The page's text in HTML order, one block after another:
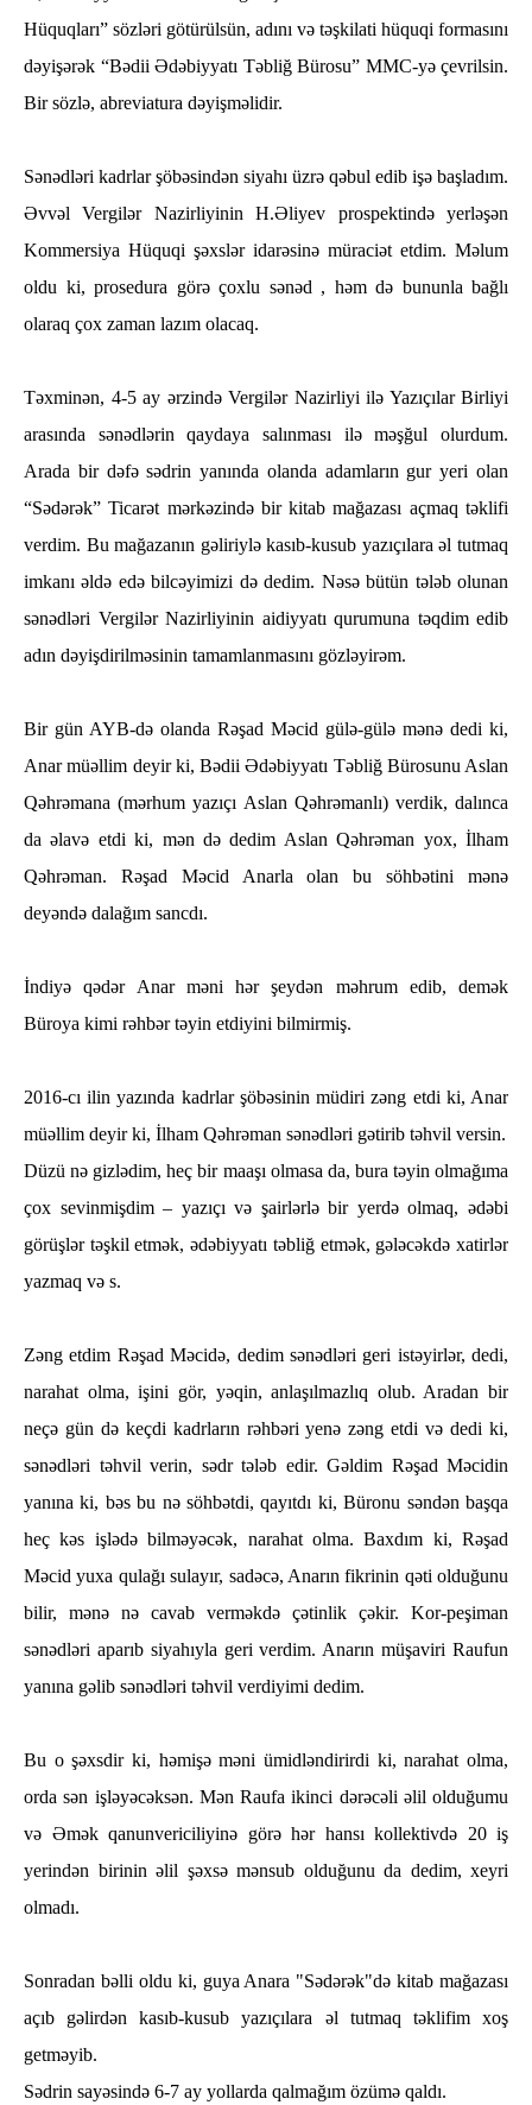
Hüquqları” sözləri götürülsün, adını və təşkilati hüquqi formasını
dəyişərək “Bədii Ədəbiyyatı Təbliğ Bürosu” MMC-yə çevrilsin.
Bir sözlə, abreviatura dəyişməlidir.
Sənədləri kadrlar şöbəsindən siyahı üzrə qəbul edib işə başladım.
Əvvəl Vergilər Nazirliyinin H.Əliyev prospektində yerləşən
Kommersiya Hüquqi şəxslər idarəsinə müraciət etdim. Məlum
oldu ki, prosedura görə çoxlu sənəd , həm də bununla bağlı
olaraq çox zaman lazım olacaq.
Təxminən, 4-5 ay ərzində Vergilər Nazirliyi ilə Yazıçılar Birliyi
arasında sənədlərin qaydaya salınması ilə məşğul olurdum.
Arada bir dəfə sədrin yanında olanda adamların gur yeri olan
“Sədərək” Ticarət mərkəzində bir kitab mağazası açmaq təklifi
verdim. Bu mağazanın gəliriylə kasıb-kusub yazıçılara əl tutmaq
imkanı əldə edə bilcəyimizi də dedim. Nəsə bütün tələb olunan
sənədləri Vergilər Nazirliyinin aidiyyatı qurumuna təqdim edib
adın dəyişdirilməsinin tamamlanmasını gözləyirəm.
Bir gün AYB-də olanda Rəşad Məcid gülə-gülə mənə dedi ki,
Anar müəllim deyir ki, Bədii Ədəbiyyatı Təbliğ Bürosunu Aslan
Qəhrəmana (mərhum yazıçı Aslan Qəhrəmanlı) verdik, dalınca
da əlavə etdi ki, mən də dedim Aslan Qəhrəman yox, İlham
Qəhrəman. Rəşad Məcid Anarla olan bu söhbətini mənə
deyəndə dalağım sancdı.
İndiyə qədər Anar məni hər şeydən məhrum edib, demək
Büroya kimi rəhbər təyin etdiyini bilmirmiş.
2016-cı ilin yazında kadrlar şöbəsinin müdiri zəng etdi ki, Anar
müəllim deyir ki, İlham Qəhrəman sənədləri gətirib təhvil versin.
Düzü nə gizlədim, heç bir maaşı olmasa da, bura təyin olmağıma
çox sevinmişdim – yazıçı və şairlərlə bir yerdə olmaq, ədəbi
görüşlər təşkil etmək, ədəbiyyatı təbliğ etmək, gələcəkdə xatirlər
yazmaq və s.
Zəng etdim Rəşad Məcidə, dedim sənədləri geri istəyirlər, dedi,
narahat olma, işini gör, yəqin, anlaşılmazlıq olub. Aradan bir
neçə gün də keçdi kadrların rəhbəri yenə zəng etdi və dedi ki,
sənədləri təhvil verin, sədr tələb edir. Gəldim Rəşad Məcidin
yanına ki, bəs bu nə söhbətdi, qayıtdı ki, Büronu səndən başqa
heç kəs işlədə bilməyəcək, narahat olma. Baxdım ki, Rəşad
Məcid yuxa qulağı sulayır, sadəcə, Anarın fikrinin qəti olduğunu
bilir, mənə nə cavab verməkdə çətinlik çəkir. Kor-peşiman
sənədləri aparıb siyahıyla geri verdim. Anarın müşaviri Raufun
yanına gəlib sənədləri təhvil verdiyimi dedim.
Bu o şəxsdir ki, həmişə məni ümidləndirirdi ki, narahat olma,
orda sən işləyəcəksən. Mən Raufa ikinci dərəcəli əlil olduğumu
və Əmək qanunvericiliyinə görə hər hansı kollektivdə 20 iş
yerindən birinin əlil şəxsə mənsub olduğunu da dedim, xeyri
olmadı.
Sonradan bəlli oldu ki, guya Anara "Sədərək"də kitab mağazası
açıb gəlirdən kasıb-kusub yazıçılara əl tutmaq təklifim xoş
getməyib.
Sədrin sayəsində 6-7 ay yollarda qalmağım özümə qaldı.